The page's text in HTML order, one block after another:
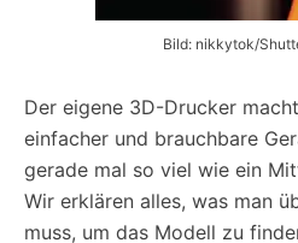
Bild: nikkytok/
Der eigene 3D-Drucker
einfacher und brauchbare
gerade mal so viel wie ein
Wir erklären alles, was man
muss, um das Modell zu